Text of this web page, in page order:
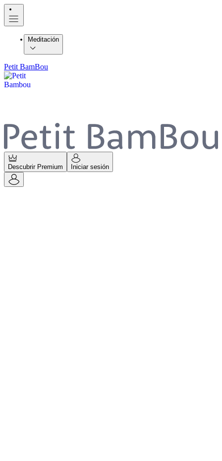
Meditación
Petit BamBou
Descubrir Premium Iniciar sesión